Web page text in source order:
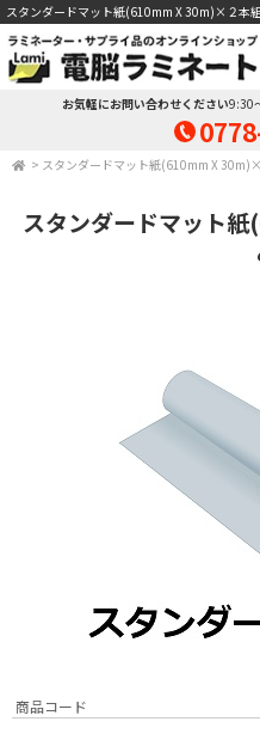
スタンダードマット紙(610mm X 30m)×２本
お気軽にお問い合わせください9:30
> スタンダードマット紙(610mm X
スタンダードマット
商品コード